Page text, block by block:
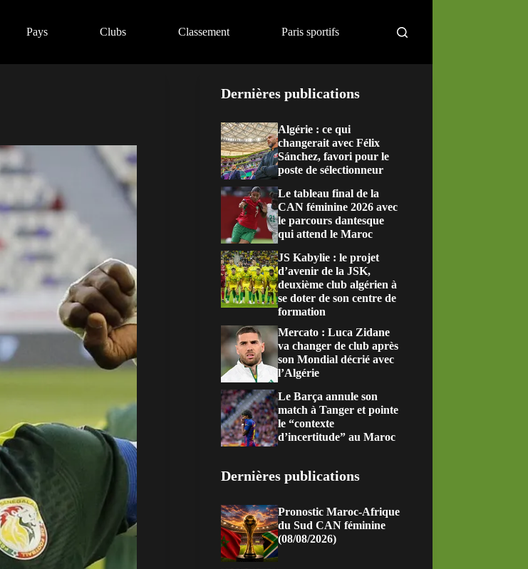
Pays Clubs Classement Paris sportifs
Dernières publications
Algérie : ce qui
changerait avec Félix
Sánchez, favori pour le
poste de sélectionneur
Le tableau final de la
CAN féminine 2026 avec
le parcours dantesque
qui attend le Maroc
JS Kabylie : le projet
d’avenir de la JSK,
deuxième club algérien à
se doter de son centre de
formation
Mercato : Luca Zidane
va changer de club après
son Mondial décrié avec
l’Algérie
Le Barça annule son
match à Tanger et pointe
le “contexte
d’incertitude” au Maroc
Dernières publications
Pronostic Maroc-Afrique
du Sud CAN féminine
(08/08/2026)